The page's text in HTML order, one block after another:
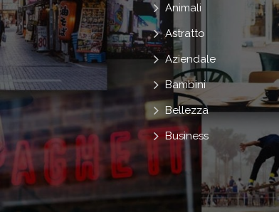
Animali
Astratto
Aziendale
Bambini
Bellezza
Business